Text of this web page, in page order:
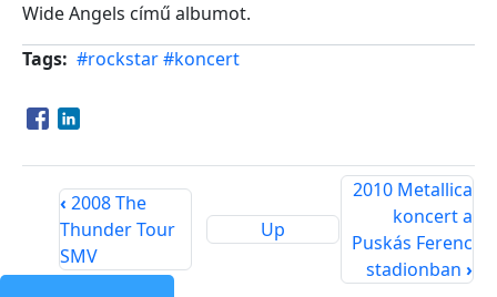
Wide Angels című albumot.
Tags #rockstar#koncert
Opens in a new window
Opens in a new window
‹ 2008 The
Thunder Tour
SMV
Up
2010 Metallica
koncert a
Puskás Ferenc
stadionban›